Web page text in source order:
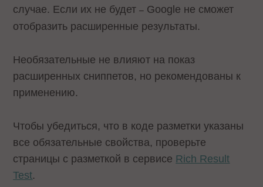
случае. Если их не будет– Google не сможет
отобразить расширенные результаты.
Необязательные не влияют на показ
расширенных сниппетов, но рекомендованы к
применению.
Чтобы убедиться, что в коде разметки указаны
все обязательные свойства, проверьте
страницы с разметкой в сервисе Rich Result
Test.